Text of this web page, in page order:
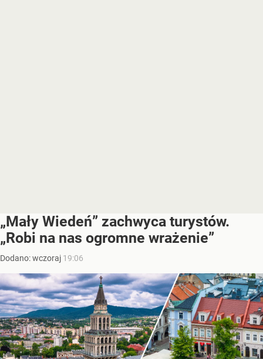
„Mały Wiedeń” zachwyca turystów.
„Robi na nas ogromne wrażenie”
Dodano:wczoraj 19:06